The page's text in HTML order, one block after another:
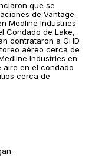
que se
de Vantage
Medline Industries
Condado de Lake,
contrataron a GHD
aéreo cerca de
Industries en
aire en el condado
cerca de